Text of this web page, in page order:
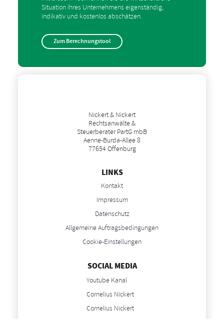
Situation Ihres Unternehmens eigenständig,
indikativ und kostenlos abschätzen.
Zum Berechnungstool
Nickert & Nickert
Rechtsanwälte &
Steuerberater PartG mbB
Aenne-Burda-Allee 8
77654 Offenburg
LINKS
Kontakt
Impressum
Datenschutz
Allgemeine Auftragsbedingungen
Cookie-Einstellungen
SOCIAL MEDIA
Youtube Kanal
Cornelius Nickert
Cornelius Nickert